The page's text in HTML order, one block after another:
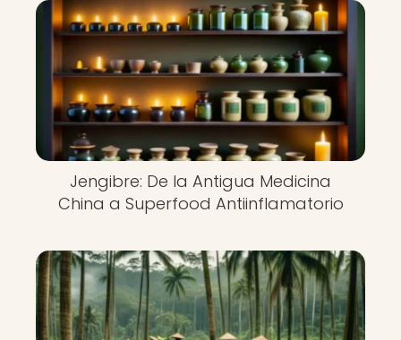
Jengibre: De la Antigua Medicina
China a Superfood Antiinflamatorio